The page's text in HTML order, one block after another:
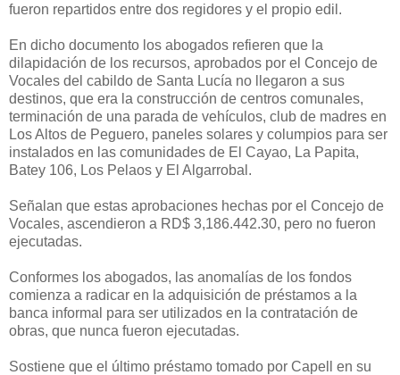
fueron repartidos entre dos regidores y el propio edil.
En dicho documento los abogados refieren que la
dilapidación de los recursos, aprobados por el Concejo de
Vocales del cabildo de Santa Lucía no llegaron a sus
destinos, que era la construcción de centros comunales,
terminación de una parada de vehículos, club de madres en
Los Altos de Peguero, paneles solares y columpios para ser
instalados en las comunidades de El Cayao, La Papita,
Batey 106, Los Pelaos y El Algarrobal.
Señalan que estas aprobaciones hechas por el Concejo de
Vocales, ascendieron a RD$ 3,186.442.30, pero no fueron
ejecutadas.
Conformes los abogados, las anomalías de los fondos
comienza a radicar en la adquisición de préstamos a la
banca informal para ser utilizados en la contratación de
obras, que nunca fueron ejecutadas.
Sostiene que el último préstamo tomado por Capell en su